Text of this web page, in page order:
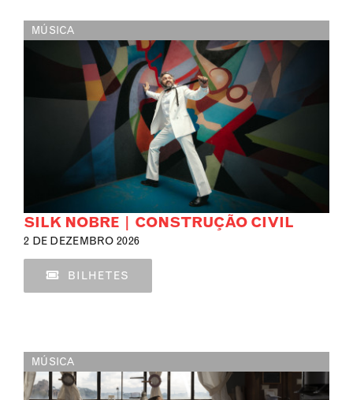
MÚSICA
SILK NOBRE | CONSTRUÇÃO CIVIL
2 DE DEZEMBRO 2026
BILHETES
MÚSICA